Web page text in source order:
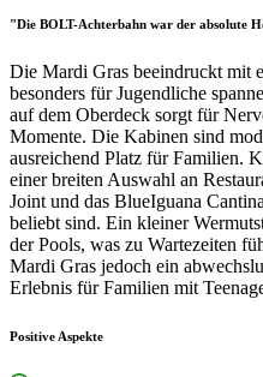
"Die BOLT-Achterbahn war der absolute
Die Mardi Gras beeindruckt mit
besonders für Jugendliche
auf dem Oberdeck sorgt für
Momente. Die Kabinen sind
ausreichend Platz für Familien.
einer breiten Auswahl an
Joint und das BlueIguana
beliebt sind. Ein kleiner
der Pools, was zu Wartezeiten
Mardi Gras jedoch ein
Erlebnis für Familien mit
Positive Aspekte